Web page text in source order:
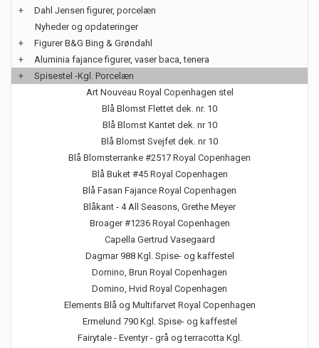
+
Dahl Jensen figurer, porcelæn
Nyheder og opdateringer
+
Figurer B&G Bing & Grøndahl
+
Aluminia fajance figurer, vaser baca, tenera
+
Spisestel -Kgl. Porcelæn
Art Nouveau Royal Copenhagen stel
Blå Blomst Flettet dek. nr. 10
Blå Blomst Kantet dek. nr 10
Blå Blomst Svejfet dek. nr 10
Blå Blomsterranke #2517 Royal Copenhagen
Blå Buket #45 Royal Copenhagen
Blå Fasan Fajance Royal Copenhagen
Blåkant - 4 All Seasons, Grethe Meyer
Broager #1236 Royal Copenhagen
Capella Gertrud Vasegaard
Dagmar 988 Kgl. Spise- og kaffestel
Domino, Brun Royal Copenhagen
Domino, Hvid Royal Copenhagen
Elements Blå og Multifarvet Royal Copenhagen
Ermelund 790 Kgl. Spise- og kaffestel
Fairytale - Eventyr - grå og terracotta Kgl.